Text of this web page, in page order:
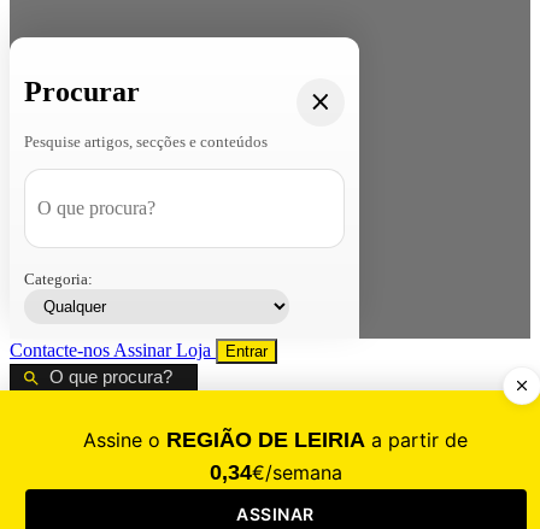
Procurar
Pesquise artigos, secções e conteúdos
Categoria:
Contacte-nos AssinarLoja Entrar